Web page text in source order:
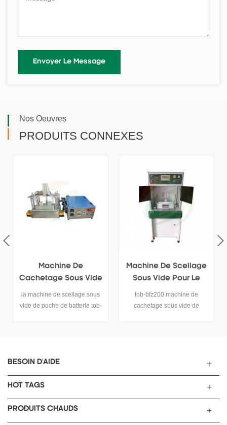
Nos Oeuvres
PRODUITS CONNEXES
Machine De Scellage
Sous Vide Pour Le
Scellage Final Des
Cellules De Poche
tob-bfz200 machine de
cachetage sous vide de
polymère / étanchéité sous
formation de la batterie.
Machine De Joint
Sous Vide De Type
Plateau Tournant Pour
Batterie Polymère
cette machine de scellage
sous vide de type plateau
BESOIN D'AIDE
HOT TAGS
PRODUITS CHAUDS